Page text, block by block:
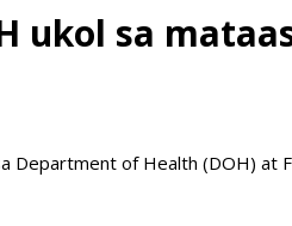
ukol sa
of Health (DOH) at